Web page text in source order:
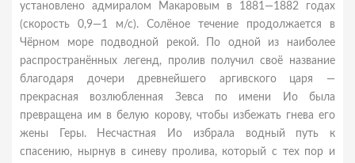
установлено адмиралом Макаровым в 1881—1882 годах
(скорость 0,9—1 м/с). Солёное течение продолжается в
Чёрном море подводной рекой. По одной из наиболее
распространённых легенд, пролив получил своё название
благодаря дочери древнейшего аргивского царя —
прекрасная возлюбленная Зевса по имени Ио была
превращена им в белую корову, чтобы избежать гнева его
жены Геры. Несчастная Ио избрала водный путь к
спасению, нырнув в синеву пролива, который с тех пор и